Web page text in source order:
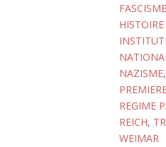
FASCISME
NAZISME,
REGIME
REICH,
WEIMAR